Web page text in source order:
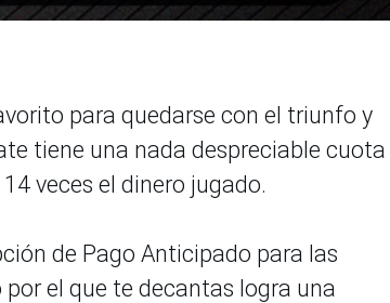
para quedarse con el triunfo y
tiene una nada despreciable cuota
veces el dinero jugado.
de Pago Anticipado para las
el que te decantas logra una